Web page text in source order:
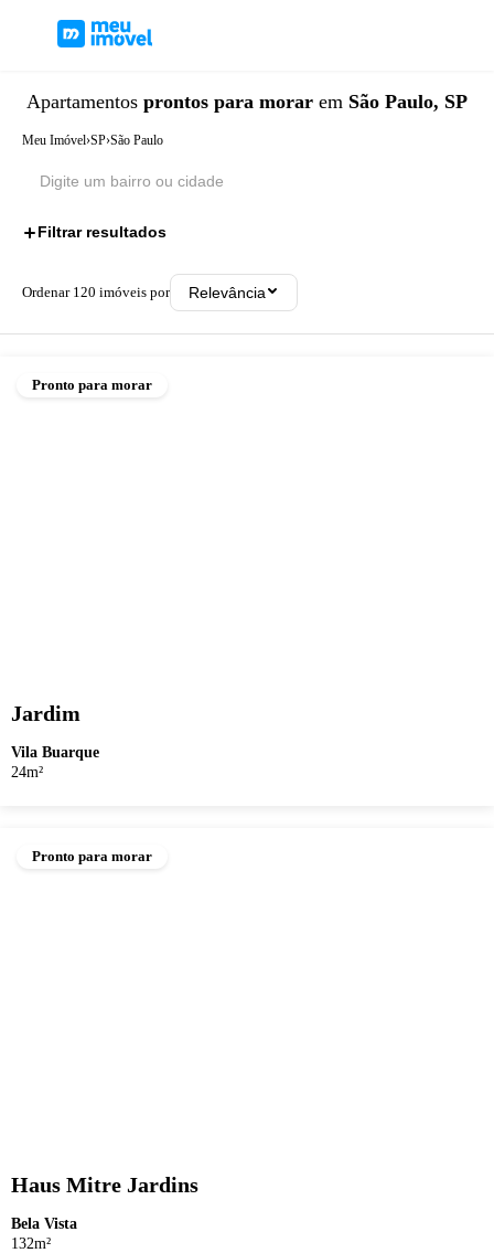
Apartamentos prontos para morar em São Paulo, SP
Meu Imóvel›SP›São Paulo
Filtrar resultados
Ordenar 120 imóveis por Relevância
Pronto para morar
Jardim
Vila Buarque
24m²
Pronto para morar
Haus Mitre Jardins
Bela Vista
132m²